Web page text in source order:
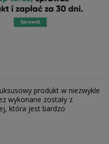
produkt w niezwykle
wykonane zostały z
która jest bardzo